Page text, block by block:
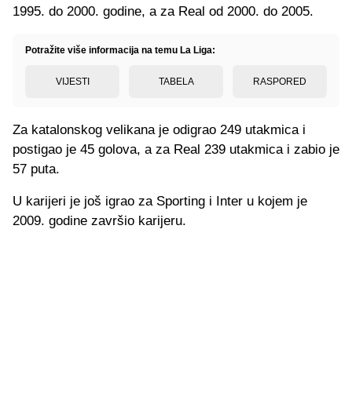
1995. do 2000. godine, a za Real od 2000. do 2005.
Potražite više informacija na temu La Liga:
VIJESTI TABELA RASPORED
Za katalonskog velikana je odigrao 249 utakmica i
postigao je 45 golova, a za Real 239 utakmica i zabio je
57 puta.
U karijeri je još igrao za Sporting i Inter u kojem je
2009. godine završio karijeru.